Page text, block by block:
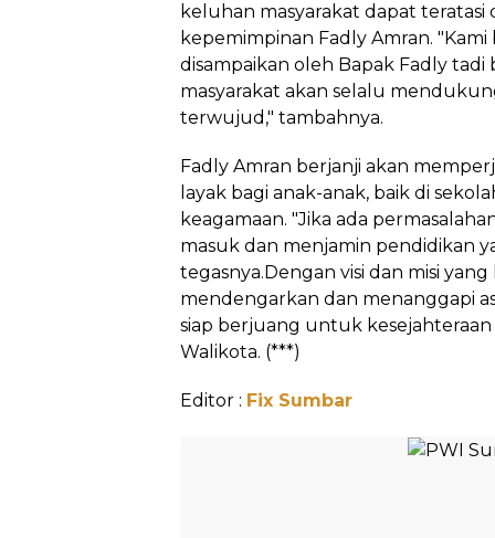
keluhan masyarakat dapat teratasi
kepemimpinan Fadly Amran.
disampaikan oleh Bapak Fadly tadi
masyarakat akan selalu
terwujud," tambahnya.
Fadly Amran berjanji akan
layak bagi anak-anak, baik di
keagamaan. "Jika ada
masuk dan menjamin pendidikan
tegasnya.Dengan visi dan misi
mendengarkan dan menanggapi
siap berjuang untuk
Walikota. (***)
Editor : Fix Sumbar